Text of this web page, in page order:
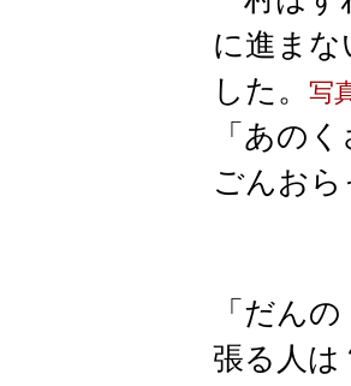
に進ま
した。
写
「あの
ごんお
「だん
張る人は